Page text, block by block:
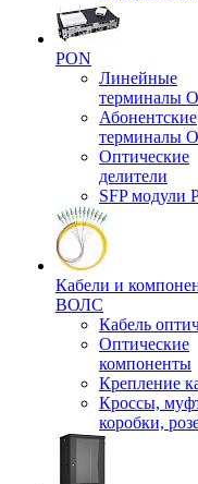
PON
Линейные
терминалы
Абонентские
терминалы
Оптические
делители
SFP модули
Кабели и
ВОЛС
Кабель
Оптические
компоненты
Крепление
Кроссы,
коробки,